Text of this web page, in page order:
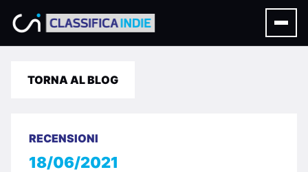
TORNA AL BLOG
RECENSIONI
18/06/2021